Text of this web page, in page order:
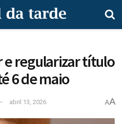
e regularizar título
6 de maio
abril 13, 2026 AA